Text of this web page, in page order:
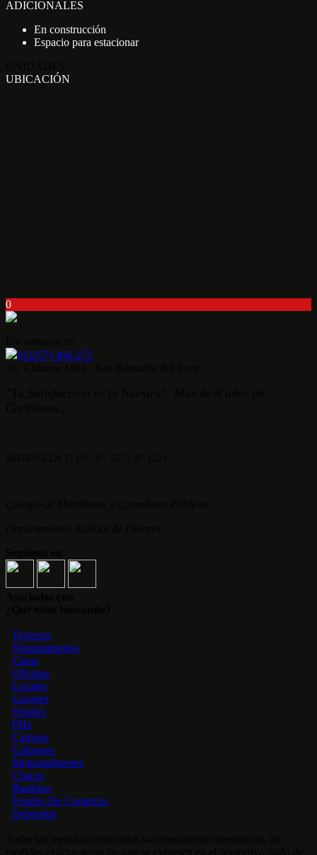
ADICIONALES
En construcción
Espacio para estacionar
UBICACIÓN
0
(02257) 466-272
Terrenos
Departamentos
Casas
Oficinas
Locales
Garages
Hoteles
PHs
Campos
Galpones
Monoambientes
Chacra
Bauleras
Fondos De Comercio
Depositos